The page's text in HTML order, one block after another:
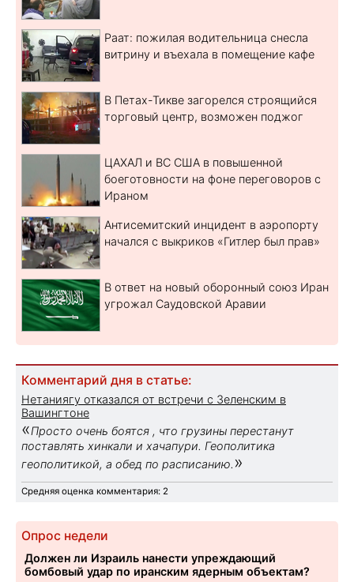
Раат: пожилая водительница снесла
витрину и въехала в помещение кафе
В Петах-Тикве загорелся строящийся
торговый центр, возможен поджог
ЦАХАЛ и ВС США в повышенной
боеготовности на фоне переговоров с
Ираном
Антисемитский инцидент в аэропорту
начался с выкриков «Гитлер был прав»
В ответ на новый оборонный союз Иран
угрожал Саудовской Аравии
Комментарий дня в статье:
Нетаниягу отказался от встречи с Зеленским в
Вашингтоне
«Просто очень боятся , что грузины перестанут
поставлять хинкали и хачапури. Геополитика
геополитикой, а обед по расписанию. »
Средняя оценка комментария: 2
Опрос недели
Должен ли Израиль нанести упреждающий
бомбовый удар по иранским ядерным объектам?